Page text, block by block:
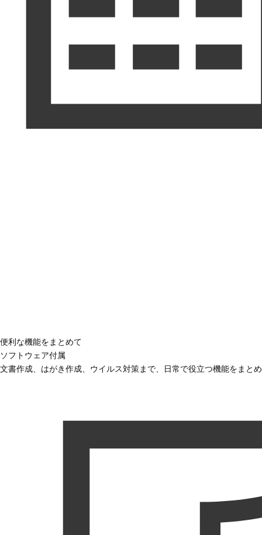
便利な機能をまとめて
ソフトウェア付属
文書作成、はがき作成、ウイルス対策まで、日常で役立つ機能をまと